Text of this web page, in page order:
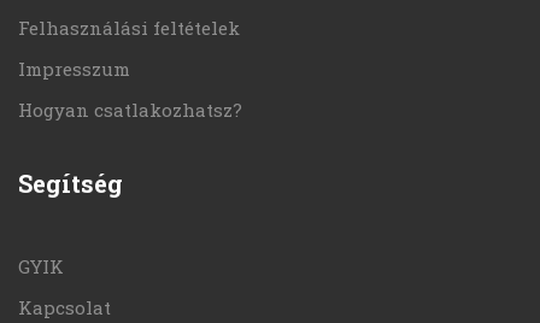
Felhasználási feltételek
Impresszum
Hogyan csatlakozhatsz?
Segítség
GYIK
Kapcsolat